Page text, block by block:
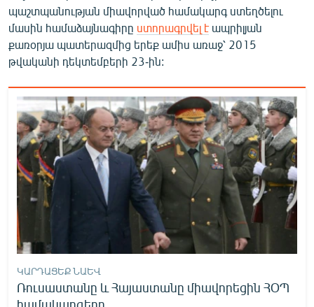
պաշտպանության միավորված համակարգ ստեղծելու
մասին համաձայնագիրը ստորագրվել էապրիլյան
քառօրյա պատերազմից երեք ամիս առաջ՝ 2015
թվականի դեկտեմբերի 23-ին:
ԿԱՐԴԱՑԵՔ ՆԱԵՎ
Ռուսաստանը և Հայաստանը միավորեցին ՀՕՊ
համակարգերը